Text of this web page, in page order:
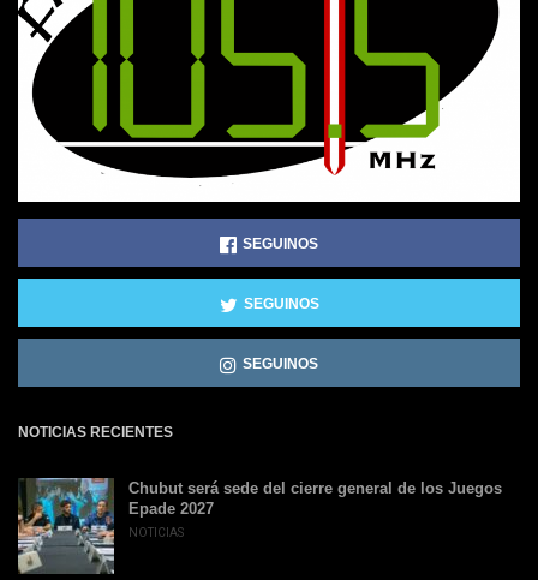
SEGUINOS
SEGUINOS
SEGUINOS
NOTICIAS RECIENTES
Chubut será sede del cierre general de los Juegos
Epade 2027
NOTICIAS